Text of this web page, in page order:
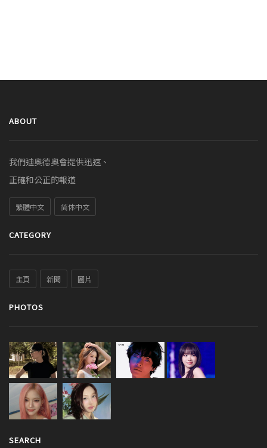
ABOUT
我們迪奧德奧會提供迅速、
正確和公正的報道
繁體中文 简体中文
CATEGORY
主頁 新聞 圖片
PHOTOS
SEARCH